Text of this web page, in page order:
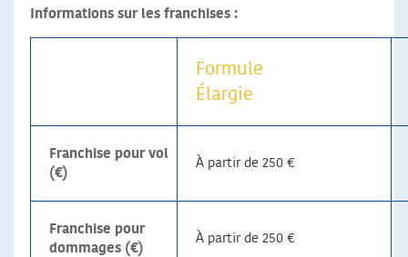
Informations sur les franchises :
Formule
Élargie
Franchise pour vol
(€)
À partir de 250 €
Franchise pour
dommages (€)
À partir de 250 €